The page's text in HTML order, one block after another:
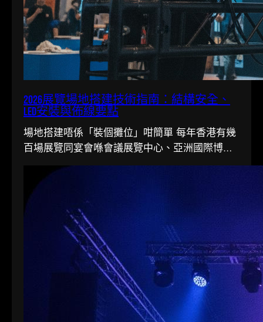
2026展覽場地搭建技術指南：結構安全、
LED安裝與佈線要點
場地搭建唔係「裝個攤位」咁簡單 每年香港有幾
百場展覽同宴會喺會議展覽中心、亞洲國際博覽
館同各大酒店舉行。搭一個…